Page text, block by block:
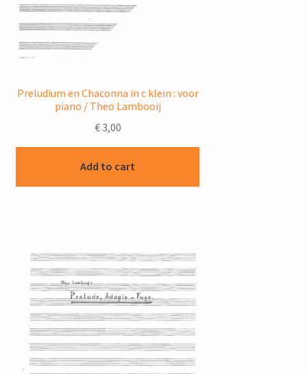
Preludium en Chaconna in c klein : voor
piano / Theo Lambooij
€3,00
Add to cart